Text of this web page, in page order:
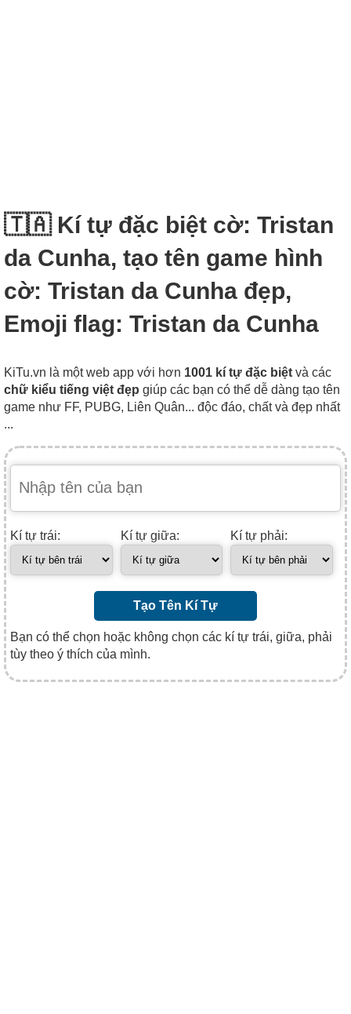
🇹🇦 Kí tự đặc biệt cờ: Tristan
da Cunha, tạo tên game hình
cờ: Tristan da Cunha đẹp,
Emoji flag: Tristan da Cunha
KiTu.vn là một web app với hơn 1001 kí tự đặc biệt và các
chữ kiểu tiếng việt đẹp giúp các bạn có thể dễ dàng tạo tên
game như FF, PUBG, Liên Quân... độc đáo, chất và đẹp nhất
...
Kí tự trái: Kí tự giữa: Kí tự phải:
Tạo Tên Kí Tự
Bạn có thể chọn hoặc không chọn các kí tự trái, giữa, phải
tùy theo ý thích của mình.